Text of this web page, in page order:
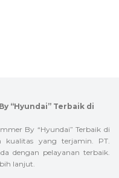
“Hyundai” Terbaik di
By “Hyundai” Terbaik di
kualitas yang terjamin. PT.
dengan pelayanan terbaik.
lanjut.